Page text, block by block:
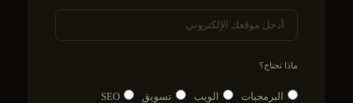
ماذا تحتاج؟
البرمجيات الويب تسويق
SEO